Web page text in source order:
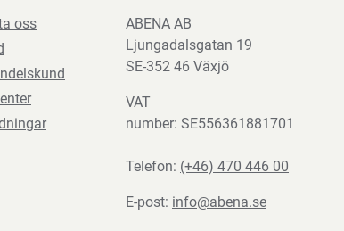
oss
ABENA AB
Ljungadalsgatan 19
SE-352 46 Växjö
VAT
number: SE556361881701
Telefon: (+46) 470 446 00
E-post: info@abena.se